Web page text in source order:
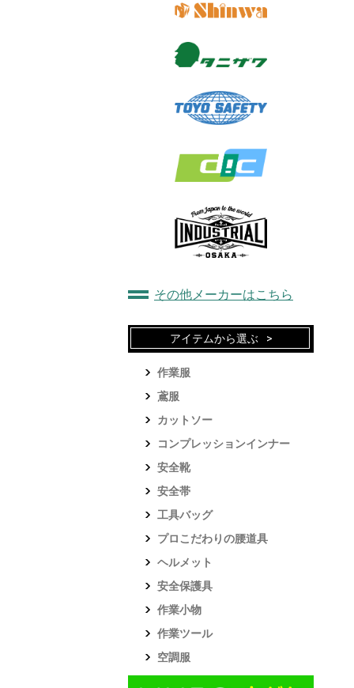
その他メーカーはこちら
アイテムから選ぶ
作業服
鳶服
カットソー
コンプレッションインナー
安全靴
安全帯
工具バッグ
プロこだわりの腰道具
ヘルメット
安全保護具
作業小物
作業ツール
空調服